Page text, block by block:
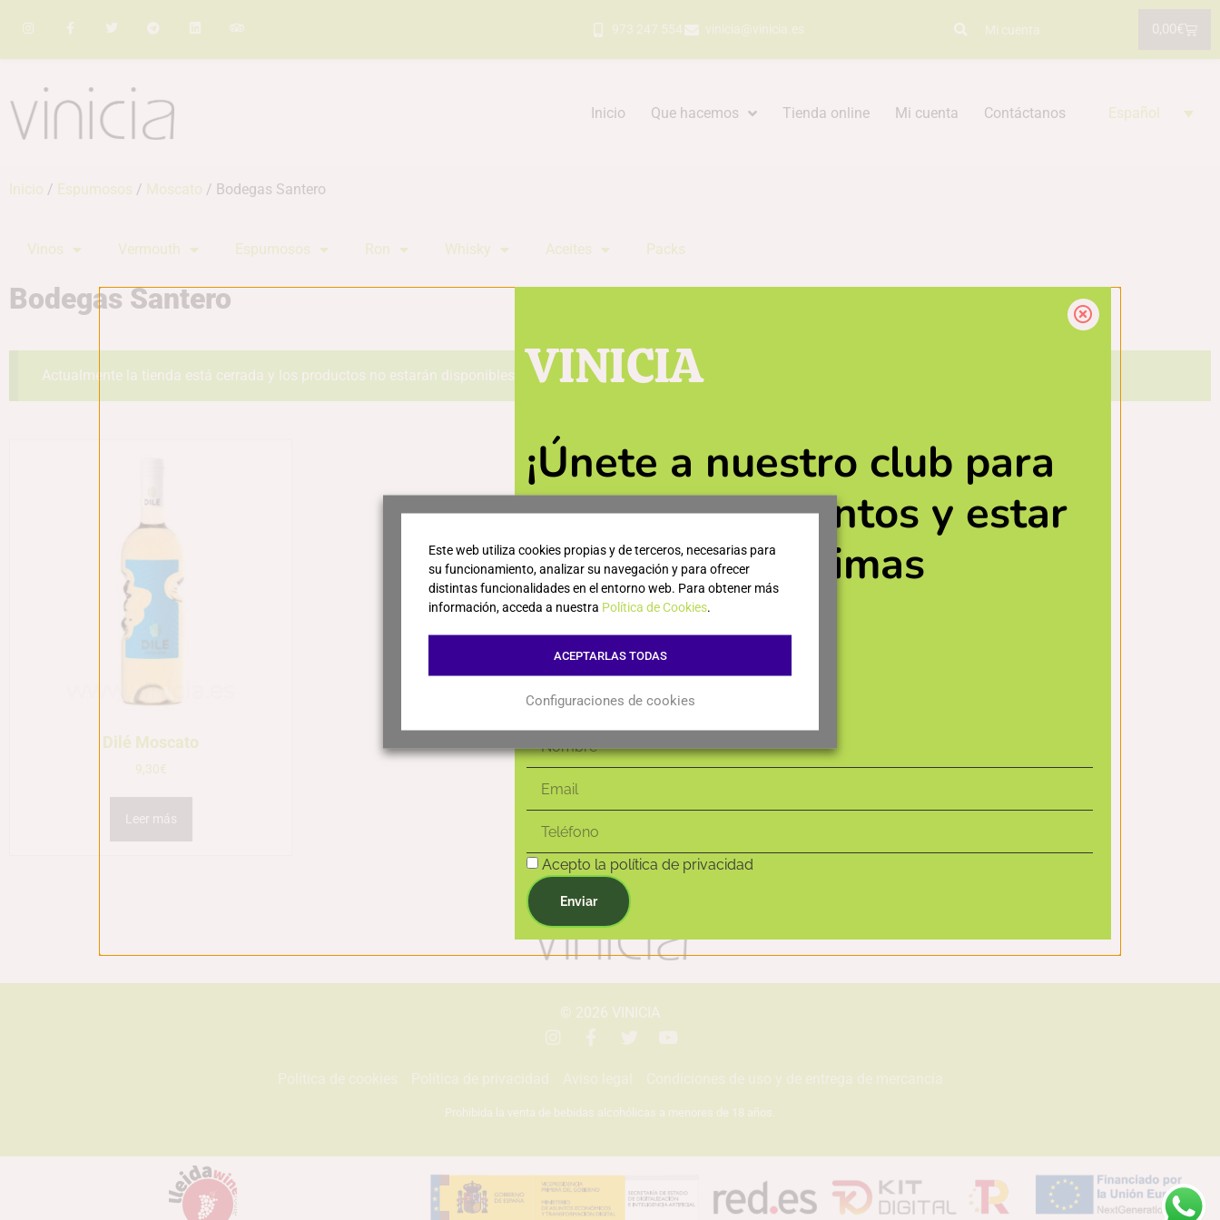
973 247 554 vinicia@vinicia.es Mi cuenta
Inicio Que hacemos Tienda online Mi cuenta Contáctanos Español
Inicio / Espumosos / Moscato / Bodegas Santero
Vinos Vermouth Espumosos Ron Whisky Aceites Packs
Bodegas Santero
Actualmente la tienda está cerrada y los productos no estarán disponibles durante los próximos días. Gracias por tu paciencia y sentimos cualquier inconveniente.
Dilé Moscato
9,30€
Leer más
© 2026 VINICIA
Política de cookies Política de privacidad Aviso legal Condiciones de uso y de entrega de mercancía
Prohibida la venta de bebidas alcohólicas a menores de 18 años.
Este web utiliza cookies propias y de terceros, necesarias para
su funcionamiento, analizar su navegación y para ofrecer
distintas funcionalidades en el entorno web. Para obtener más
información, acceda a nuestra Política de Cookies
ACEPTARLAS TODAS
Configuraciones de cookies
VINICIA
¡Únete a nuestro club para
obtener descuentos y estar
al día de las últimas
novedades!
Acepto la política de privacidad
Enviar